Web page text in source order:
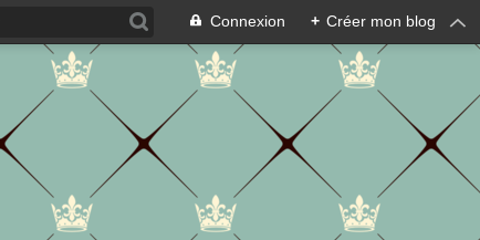
Connexion + Créer mon blog